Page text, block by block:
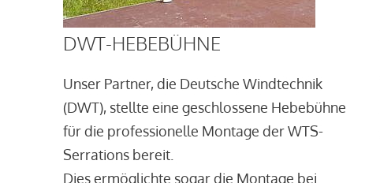
DWT-HEBEBÜHNE
Unser Partner, die Deutsche Windtechnik
(DWT), stellte eine geschlossene Hebebühne
für die professionelle Montage der WTS-
Serrations bereit.
Dies ermöglichte sogar die Montage bei